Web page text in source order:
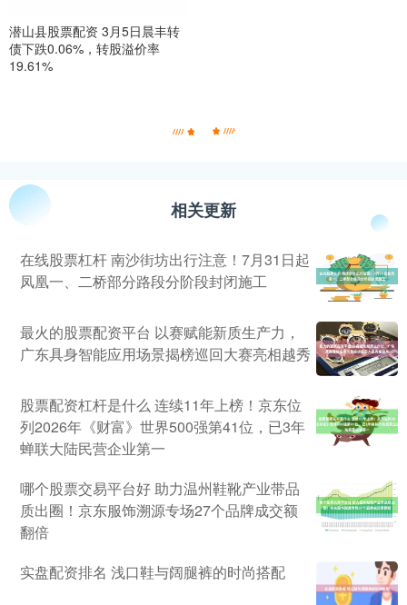
潜山县股票配资 3月5日晨丰转
债下跌0.06%，转股溢价率
19.61%
相关更新
在线股票杠杆 南沙街坊出行注意！7月31日起
凤凰一、二桥部分路段分阶段封闭施工
最火的股票配资平台 以赛赋能新质生产力，
广东具身智能应用场景揭榜巡回大赛亮相越秀
股票配资杠杆是什么 连续11年上榜！京东位
列2026年《财富》世界500强第41位，已3年
蝉联大陆民营企业第一
哪个股票交易平台好 助力温州鞋靴产业带品
质出圈！京东服饰溯源专场27个品牌成交额
翻倍
实盘配资排名 浅口鞋与阔腿裤的时尚搭配